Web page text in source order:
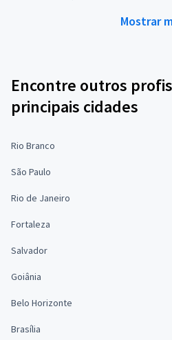
Mostrar
Encontre outros
principais cidades
Rio Branco
São Paulo
Rio de Janeiro
Fortaleza
Salvador
Goiânia
Belo Horizonte
Brasília